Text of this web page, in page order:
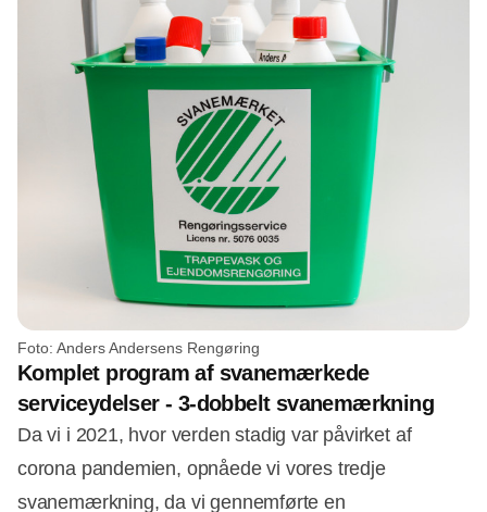
Foto: Anders Andersens Rengøring
Komplet program af svanemærkede
serviceydelser - 3-dobbelt svanemærkning
Da vi i 2021, hvor verden stadig var påvirket af
corona pandemien, opnåede vi vores tredje
svanemærkning, da vi gennemførte en